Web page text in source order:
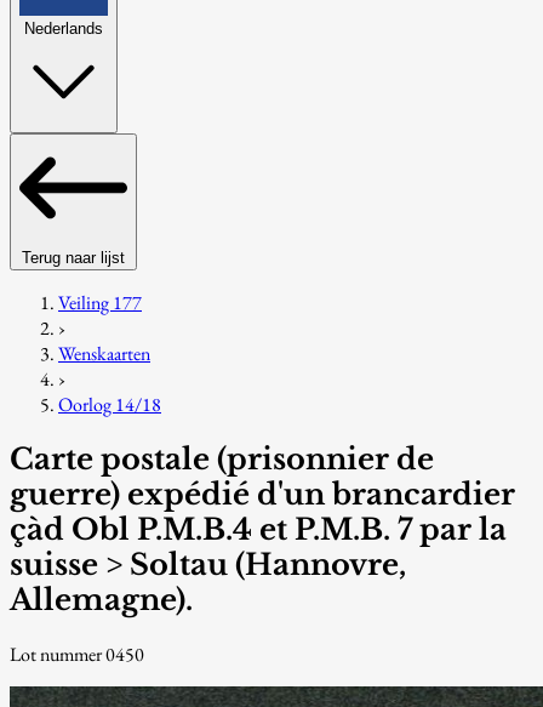
Nederlands
Terug naar lijst
Veiling 177
›
Wenskaarten
›
Oorlog 14/18
Carte postale (prisonnier de
guerre) expédié d'un brancardier
çàd Obl P.M.B.4 et P.M.B. 7 par la
suisse > Soltau (Hannovre,
Allemagne).
Lot nummer 0450